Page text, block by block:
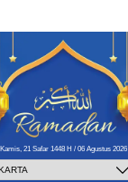
Kamis, 21 Safar 1448 H / 06 Agustus 2026